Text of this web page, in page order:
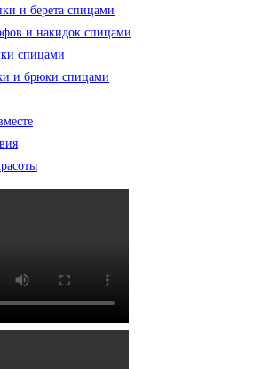
и берета спицами
и накидок спицами
спицами
и брюки спицами